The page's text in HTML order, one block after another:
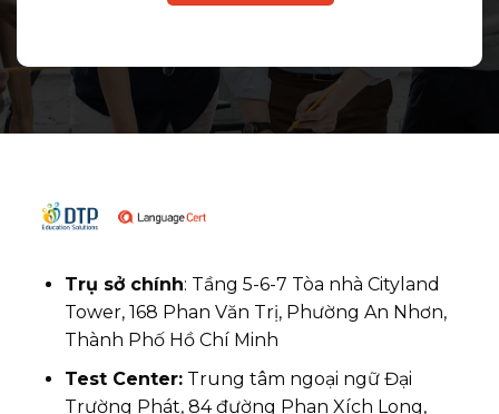
Trụ sở chính: Tầng 5-6-7 Tòa nhà Cityland
Tower, 168 Phan Văn Trị, Phường An Nhơn,
Thành Phố Hồ Chí Minh
Test Center: Trung tâm ngoại ngữ Đại
Trường Phát, 84 đường Phan Xích Long,